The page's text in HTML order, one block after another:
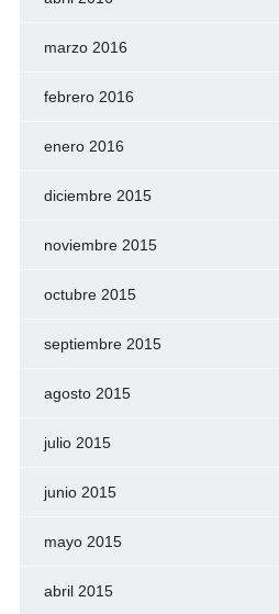
marzo 2016
febrero 2016
enero 2016
diciembre 2015
noviembre 2015
octubre 2015
septiembre 2015
agosto 2015
julio 2015
junio 2015
mayo 2015
abril 2015